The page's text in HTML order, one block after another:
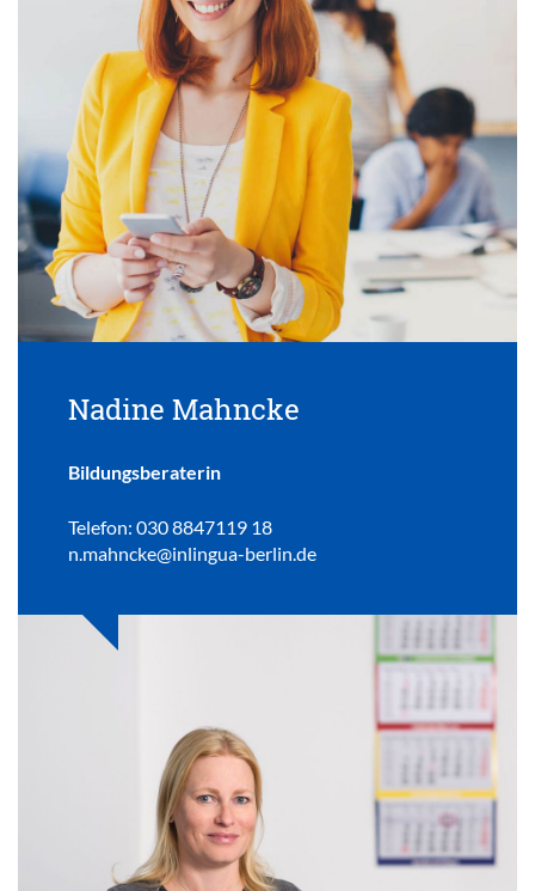
Nadine Mahncke
Bildungsberaterin
Telefon: 030 8847119 18
n.mahncke@inlingua-berlin.de